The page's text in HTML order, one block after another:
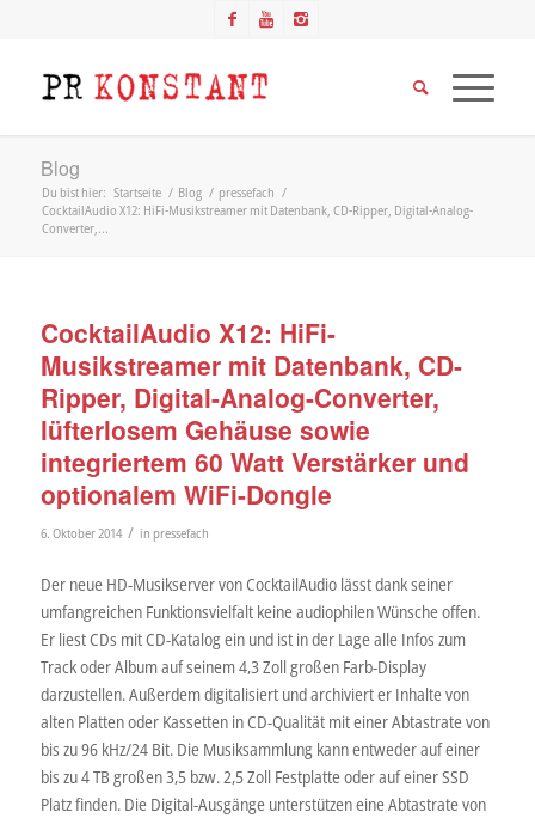
Blog
Du bist hier: Startseite / Blog / pressefach /
CocktailAudio X12: HiFi-Musikstreamer mit Datenbank, CD-Ripper, Digital-Analog-
Converter,...
CocktailAudio X12: HiFi-
Musikstreamer mit Datenbank, CD-
Ripper, Digital-Analog-Converter,
lüfterlosem Gehäuse sowie
integriertem 60 Watt Verstärker und
optionalem WiFi-Dongle
6. Oktober 2014 / in pressefach
Der neue HD-Musikserver von CocktailAudio lässt dank seiner
umfangreichen Funktionsvielfalt keine audiophilen Wünsche offen.
Er liest CDs mit CD-Katalog ein und ist in der Lage alle Infos zum
Track oder Album auf seinem 4,3 Zoll großen Farb-Display
darzustellen. Außerdem digitalisiert und archiviert er Inhalte von
alten Platten oder Kassetten in CD-Qualität mit einer Abtastrate von
bis zu 96 kHz/24 Bit. Die Musiksammlung kann entweder auf einer
bis zu 4 TB großen 3,5 bzw. 2,5 Zoll Festplatte oder auf einer SSD
Platz finden. Die Digital-Ausgänge unterstützen eine Abtastrate von